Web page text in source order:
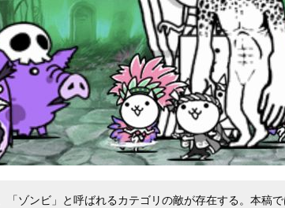
「ゾンビ」と呼ばれるカテゴリの敵が存在する。本稿